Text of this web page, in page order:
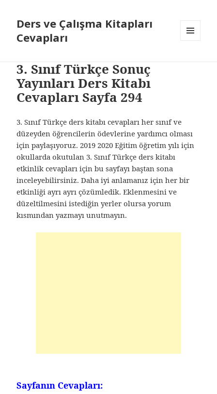
Ders ve Çalışma Kitapları
Cevapları
3. Sınıf Türkçe Sonuç
Yayınları Ders Kitabı
Cevapları Sayfa 294
3. Sınıf Türkçe ders kitabı cevapları her sınıf ve
düzeyden öğrencilerin ödevlerine yardımcı olması
için paylaşıyoruz. 2019 2020 Eğitim öğretim yılı için
okullarda okutulan 3. Sınıf Türkçe ders kitabı
etkinlik cevapları için bu sayfayı baştan sona
inceleyebilirsiniz. Daha iyi anlamanız için her bir
etkinliği ayrı ayrı çözümledik. Eklenmesini ve
düzeltilmesini istediğin yerler olursa yorum
kısmından yazmayı unutmayın.
Sayfanın Cevapları: